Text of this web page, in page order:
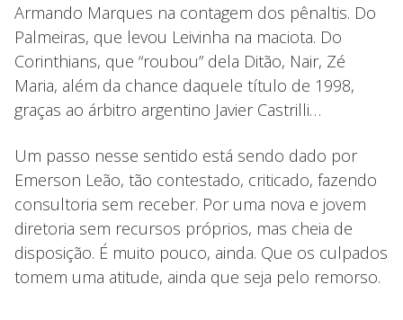
Armando Marques na contagem dos pênaltis. Do
Palmeiras, que levou Leivinha na maciota. Do
Corinthians, que “roubou” dela Ditão, Nair, Zé
Maria, além da chance daquele título de 1998,
graças ao árbitro argentino Javier Castrilli…
Um passo nesse sentido está sendo dado por
Emerson Leão, tão contestado, criticado, fazendo
consultoria sem receber. Por uma nova e jovem
diretoria sem recursos próprios, mas cheia de
disposição. É muito pouco, ainda. Que os culpados
tomem uma atitude, ainda que seja pelo remorso.